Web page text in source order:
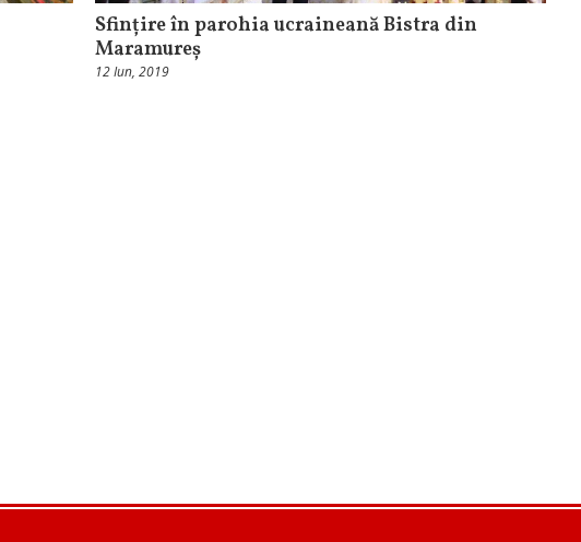
Sfințire în parohia ucraineană Bistra din
Maramureș
12 Iun, 2019